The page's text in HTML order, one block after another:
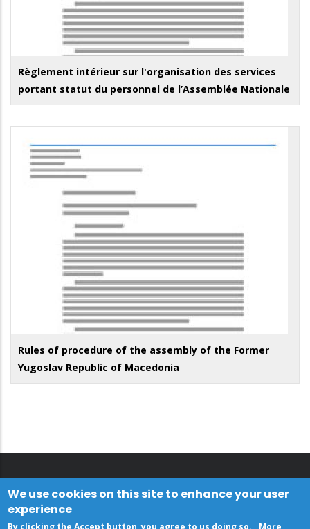
Règlement intérieur sur l'organisation des services
portant statut du personnel de l’Assemblée Nationale
Rules of procedure of the assembly of the Former
Yugoslav Republic of Macedonia
We use cookies on this site to enhance your user
experience
By clicking the Accept button, you agree to us doing so. More